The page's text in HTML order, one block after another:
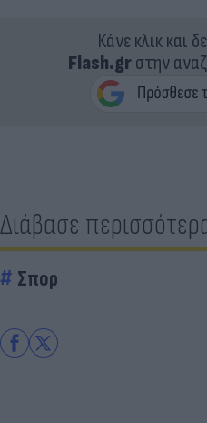
Κάνε κλικ και
Flash.grστην
Διάβασε
Σπορ